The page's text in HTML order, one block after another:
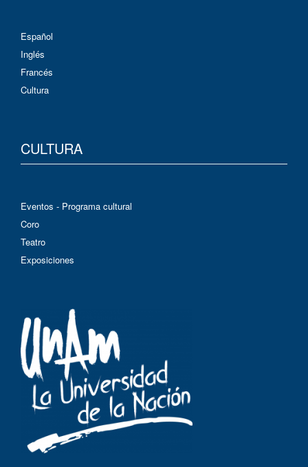
Español
Inglés
Francés
Cultura
CULTURA
Eventos - Programa cultural
Coro
Teatro
Exposiciones